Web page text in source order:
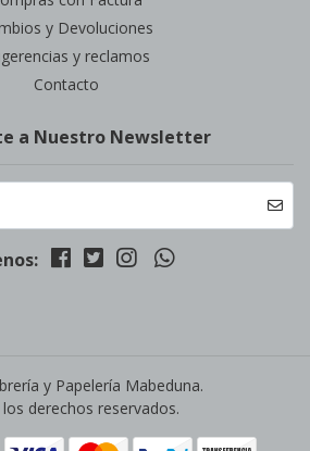
y Devoluciones
y reclamos
Contacto
a Nuestro Newsletter
y Papelería Mabeduna.
derechos reservados.